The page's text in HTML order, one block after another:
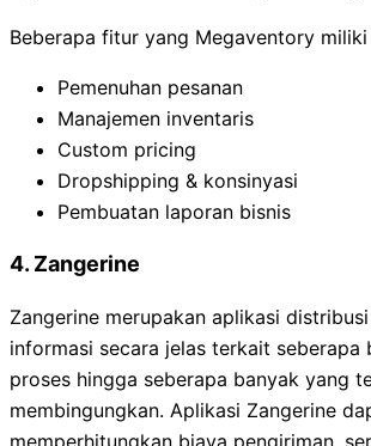
Beberapa fitur yang Megaventory
Pemenuhan pesanan
Manajemen inventaris
Custom pricing
Dropshipping & konsinyasi
Pembuatan laporan bisnis
4. Zangerine
Zangerine merupakan aplikasi
informasi secara jelas terkait seberapa
proses hingga seberapa banyak yang
membingungkan. Aplikasi Zangerine
memperhitungkan biaya pengiriman,